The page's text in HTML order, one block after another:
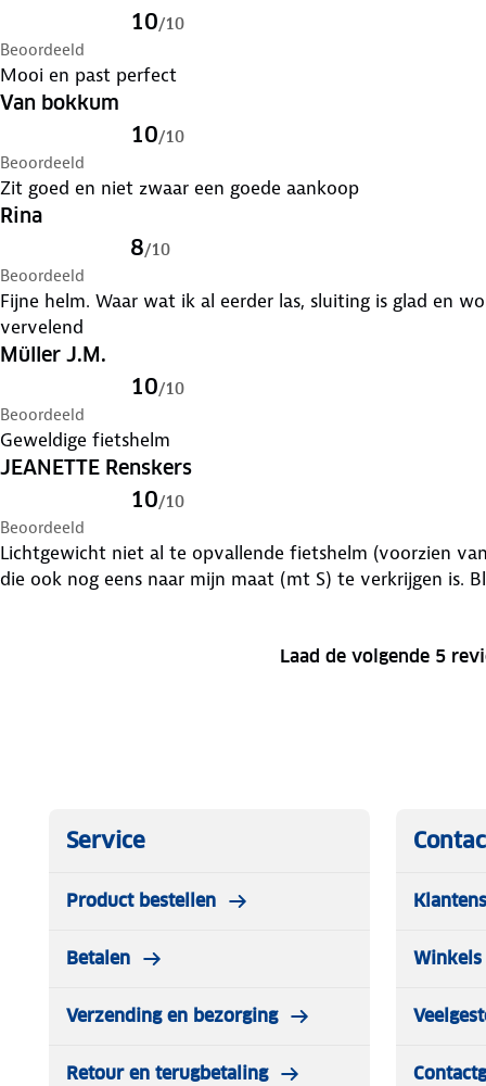
10/10
Beoordeeld
Mooi en past perfect
Van bokkum
10/10
Beoordeeld
Zit goed en niet zwaar een goede aankoop
Rina
8/10
Beoordeeld
Fijne helm. Waar wat ik al eerder las, sluiting is glad en
vervelend
Müller J.M.
10/10
Beoordeeld
Geweldige fietshelm
JEANETTE Renskers
10/10
Beoordeeld
Lichtgewicht niet al te opvallende fietshelm (voorzien
die ook nog eens naar mijn maat (mt S) te verkrijgen is.
Laad de volgende 5
Service
Product bestellen
Betalen
Verzending en bezorging
Retour en terugbetaling